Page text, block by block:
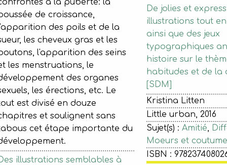
à la puberté: la
de croissance,
des poils et de la
les cheveux gras et les
l'apparition des seins
les menstruations, le
des organes
les érections, etc. Le
est divisé en douze
et soulignent sans
cet étape importante du
illustrations semblables à
De jolies et
illustrations tout
ainsi que des jeux
typographiques
histoire sur le
habitudes et de la
[SDM]
Kristina Litten
Little urban, 2016
Sujet(s) : Amitié,
Moeurs et
ISBN :